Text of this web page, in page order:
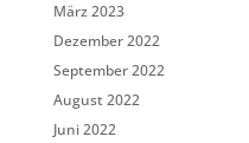
März 2023
Dezember 2022
September 2022
August 2022
Juni 2022